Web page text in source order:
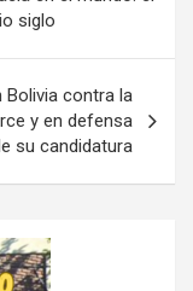
siglo
Bolivia contra la
y en defensa
su candidatura